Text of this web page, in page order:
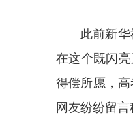
此前新
在这个既闪
得偿所愿，
网友纷纷留言